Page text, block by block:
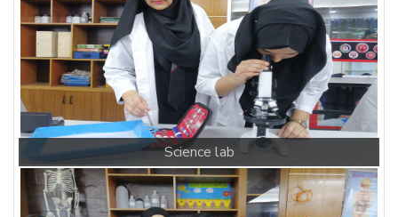
SCience lab 1